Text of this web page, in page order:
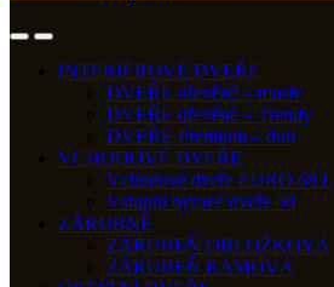
INTERIÉROVÉ DVEŘE
DVEŘE dřevěné – masiv
DVEŘE dřevěné – Trendy
DVEŘE Premium – dub
VCHODOVÉ DVEŘE
Vchodové dveře EURO 68 L
Vstupní bytové dveře 50
ZÁRUBNĚ
ZÁRUBEŇ OBLOŽKOVÁ
ZÁRUBEŇ RÁMOVÁ